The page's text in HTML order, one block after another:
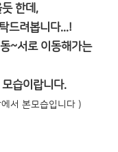
한데,
드려봅니다...!
~서로 이동해가는
습이랍니다.
서 본모습입니다 )